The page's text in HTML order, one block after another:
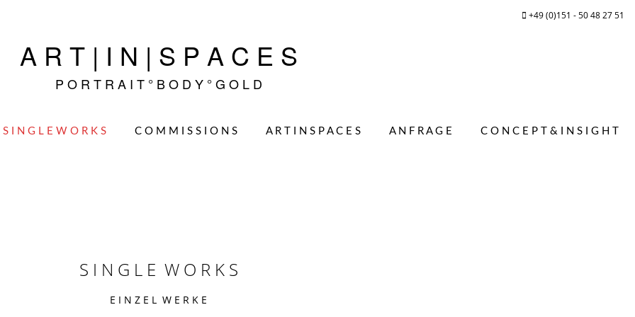
+49 (0)151 - 50 48 27 51
A R T | I N | S P A C E S
P O R T R A I T ° B O D Y ° G O L D
S I N G L E W O R K S C O M M I S S I O N S A R T I N S P A C E S A N F R A G E C O N C E P T & I N S I G H T
S I N G L E W O R K S
E I N Z E L W E R K E